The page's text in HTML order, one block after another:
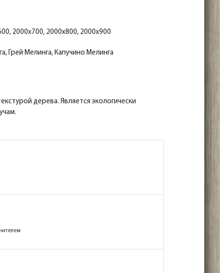
2000x700, 2000x800, 2000x900
Грей Мелинга, Капучино Мелинга
дерева. Является экологически